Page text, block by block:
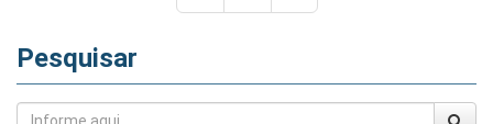
Pesquisar